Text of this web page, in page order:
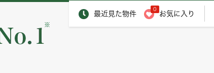
最近見た物件
0
お気に入り
※